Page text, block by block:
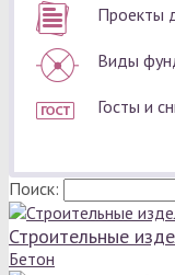
Проекты
Виды
Госты и
Поиск:
Строительные
Бетон